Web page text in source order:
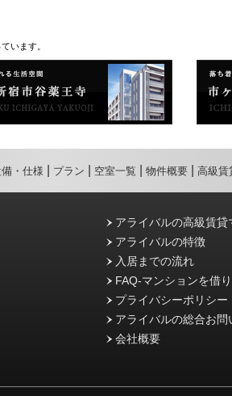
います。
・仕様 プラン 空室一覧 物件概要 高級賃
アライバルの高級賃貸
アライバルの特徴
入居までの流れ
FAQ-マンションを借
プライバシーポリシー
アライバルの総合お問
会社概要